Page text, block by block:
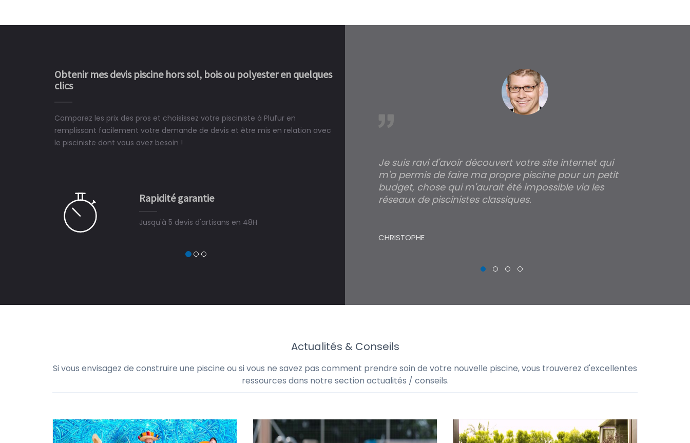
Obtenir mes devis piscine hors sol, bois ou polyester en quelques
clics
Comparez les prix des pros et choisissez votre pisciniste à Plufur en
remplissant facilement votre demande de devis et être mis en relation avec
le pisciniste dont vous avez besoin !
Rapidité garantie
Jusqu'à 5 devis d'artisans en 48H
ne peut plus s'en passer.
Le rêve devient enfin réalité, une piscine est bien
construit chez moi.
Je suis ravi d'avoir découvert votre site internet qui
m'a permis de faire ma propre piscine pour un petit
budget, chose qui m'aurait été impossible via les
réseaux de piscinistes classiques.
CHRISTOPHE
Actualités & Conseils
Si vous envisagez de construire une piscine ou si vous ne savez pas comment prendre soin de votre nouvelle piscine, vous trouverez d'excellentes
ressources dans notre section actualités / conseils.